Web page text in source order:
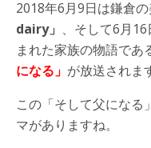
2018年6月9日は鎌倉
dairy」 、そして6月
まれた家族の物語であ
になる」 が放送されま
この「そして父になる
マがありますね。